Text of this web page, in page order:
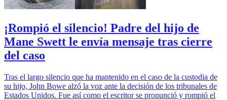
¡Rompió el silencio! Padre del hijo de
Mane Swett le envía mensaje tras cierre
del caso
Tras el largo silencio que ha mantenido en el caso de la custodia de
su hijo, John Bowe alzó la voz ante la decisión de los tribunales de
Estados Unidos. Fue así como el escritor se pronunció y rompió el